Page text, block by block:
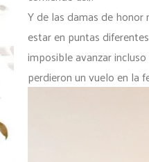
Y de las damas de
estar en puntas
imposible avanzar
perdieron un vuelo en la